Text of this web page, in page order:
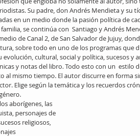
Su padre, don Andrés Mendieta y su
en un medio donde la pasión política de
se continúa con  Santiago y Andrés
de Canal 2, de San Salvador de Jujuy,
sobre todo en uno de los programas que
evolución, cultural, social y política, sucesos
y notas del libro. Todo esto con un  estilo
al mismo tiempo. El autor discurre en forma
Elige según la temática y los recuerdos
personajes de
religiosos,